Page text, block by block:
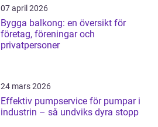
07 april 2026
Bygga balkong: en översikt för
företag, föreningar och
privatpersoner
24 mars 2026
Effektiv pumpservice för pumpar i
industrin – så undviks dyra stopp